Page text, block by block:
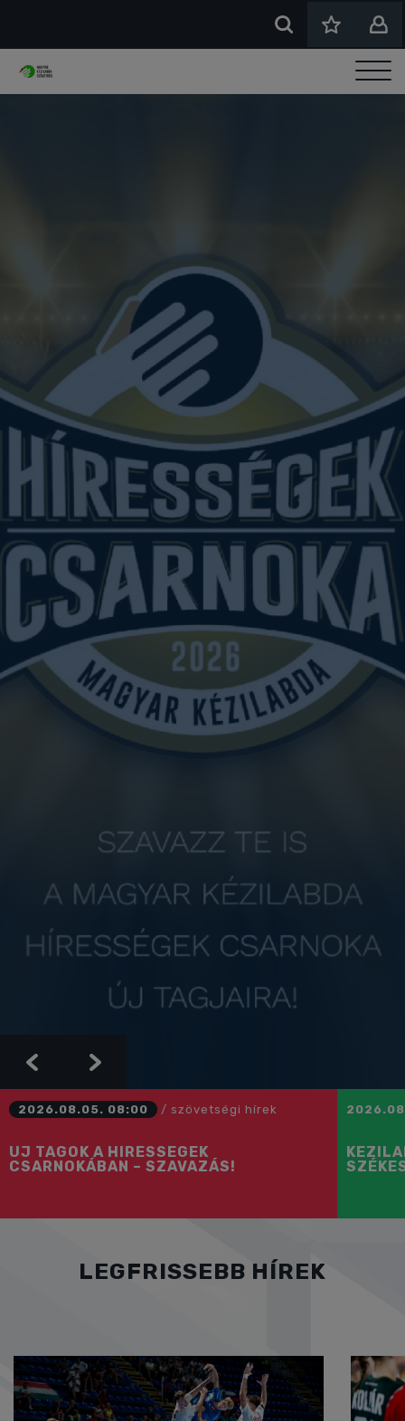
PreviousNext
2026.08.05. 08:00 / szövetségi hírek
ÚJ TAGOK A HÍRESSÉGEK
CSARNOKÁBAN – SZAVAZÁS!
LEGFRISSEBB HÍREK